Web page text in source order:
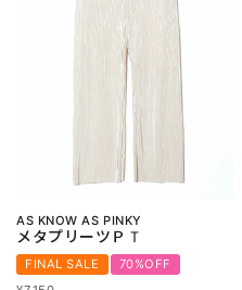
AS KNOW AS PINKY
メタプリーツＰＴ
FINAL SALE
70%OFF